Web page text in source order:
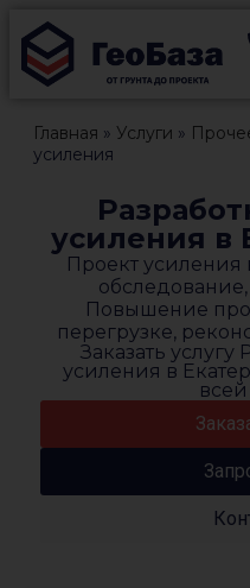
Главная » Услуги »
усиления
усиления в
Проект усиления
Повышение
перегрузке,
Заказать услугу
усиления в